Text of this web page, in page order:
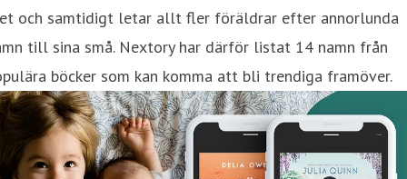
och samtidigt letar allt fler föräldrar efter annorlunda
till sina små. Nextory har därför listat 14 namn från
böcker som kan komma att bli trendiga framöver.